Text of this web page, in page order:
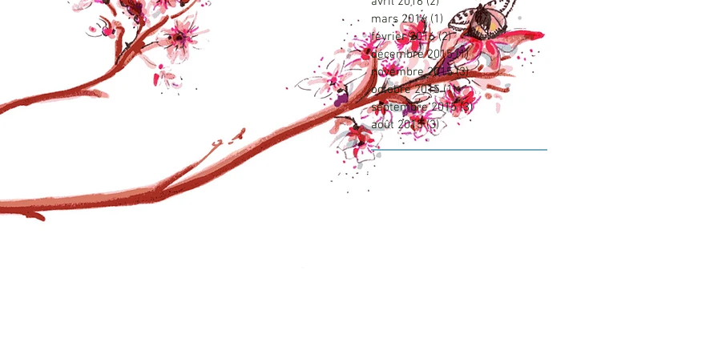
mars 2016 (1) 1 post
février 2016 (2)2 posts
décembre 2015 (1)1 post
novembre 2015 (3)3 posts
octobre 2015 (1)1 post
septembre 2015 (3)3 posts
août 2015 (3)3 posts